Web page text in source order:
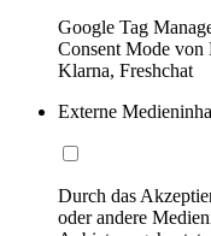
Google Tag
Consent Mode von
Klarna, Freshchat
Externe
Durch das
oder andere